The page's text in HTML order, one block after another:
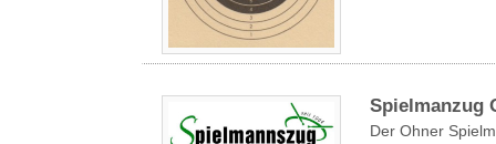
Spielmanzug
Der Ohner